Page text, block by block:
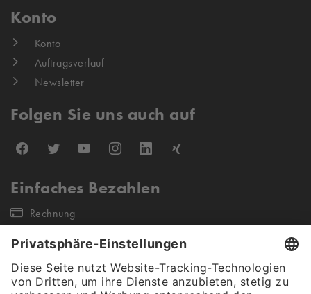
Konto
Konto
Auftragsverlauf
Newsletter
Folgen Sie uns auch auf
Einfaches Bezahlen
Rechnung
Unsere Versandpartner